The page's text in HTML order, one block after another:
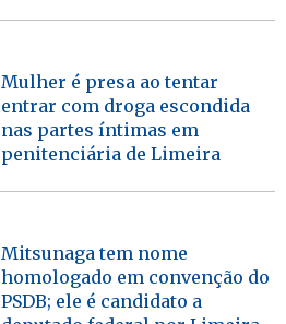
Mulher é presa ao tentar
entrar com droga escondida
nas partes íntimas em
penitenciária de Limeira
Mitsunaga tem nome
homologado em convenção do
PSDB; ele é candidato a